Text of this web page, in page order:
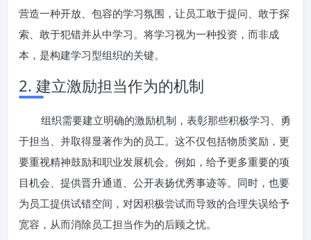
营造一种开放、包容的学习氛围，让员工敢于提问、敢于探
索、敢于犯错并从中学习。将学习视为一种投资，而非成
本，是构建学习型组织的关键。
2. 建立激励担当作为的机制
组织需要建立明确的激励机制，表彰那些积极学习、勇
于担当、并取得显著作为的员工。这不仅包括物质奖励，更
要重视精神鼓励和职业发展机会。例如，给予更多重要的项
目机会、提供晋升通道、公开表扬优秀事迹等。同时，也要
为员工提供试错空间，对因积极尝试而导致的合理失误给予
宽容，从而消除员工担当作为的后顾之忧。